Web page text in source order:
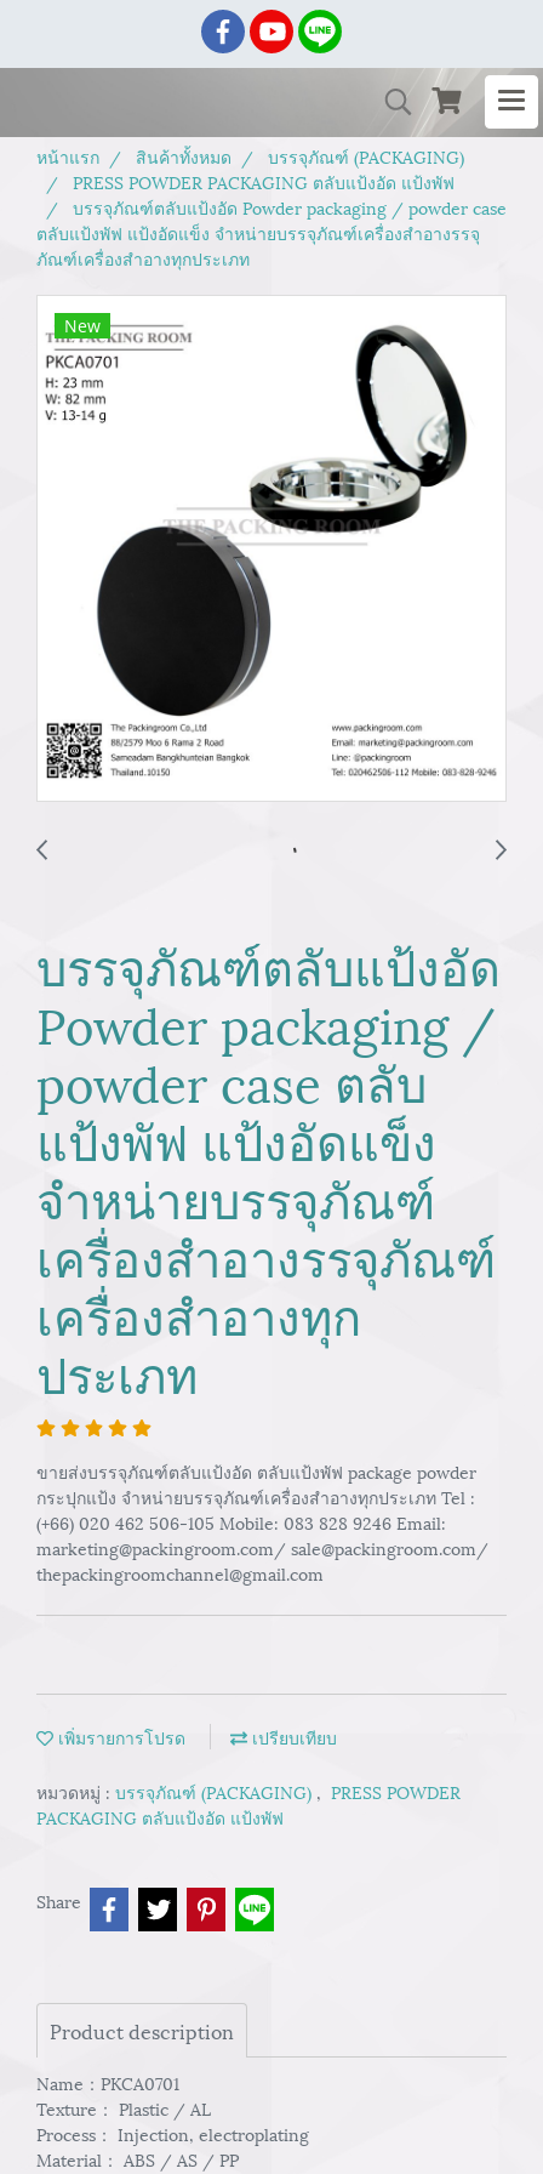
หน้าแรก สินค้าทั้งหมด
บรรจุภัณฑ์ (PACKAGING)
PRESS POWDER PACKAGING ตลับแป้งอัด แป้งพัฟ
บรรจุภัณฑ์ตลับแป้งอัด Powder packaging / powder case
ตลับแป้งพัฟ แป้งอัดแข็ง จำหน่ายบรรจุภัณฑ์เครื่องสำอางรรจุ
ภัณฑ์เครื่องสำอางทุกประเภท
New
บรรจุภัณฑ์ตลับแป้งอัด
Powder packaging /
powder case ตลับ
แป้งพัฟ แป้งอัดแข็ง
จำหน่ายบรรจุภัณฑ์
เครื่องสำอางรรจุภัณฑ์
เครื่องสำอางทุก
ประเภท
ขายส่งบรรจุภัณฑ์ตลับแป้งอัด ตลับแป้งพัฟ package powder
กระปุกแป้ง จำหน่ายบรรจุภัณฑ์เครื่องสำอางทุกประเภท Tel :
(+66) 020 462 506-105 Mobile: 083 828 9246 Email:
marketing@packingroom.com/ sale@packingroom.com/
thepackingroomchannel@gmail.com
เพิ่มรายการโปรด เปรียบเทียบ
หมวดหมู่ : บรรจุภัณฑ์ (PACKAGING) , PRESS POWDER
PACKAGING ตลับแป้งอัด แป้งพัฟ
Share
Product description
Name：PKCA0701
Texture： Plastic / AL
Process： Injection, electroplating
Material： ABS / AS / PP